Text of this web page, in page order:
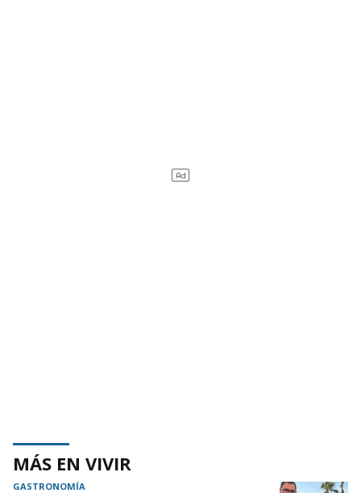
MÁS EN VIVIR
GASTRONOMÍA